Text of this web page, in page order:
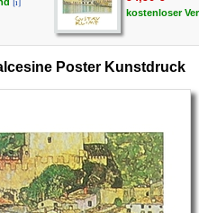
kostenloser
Poster Kunstdruck